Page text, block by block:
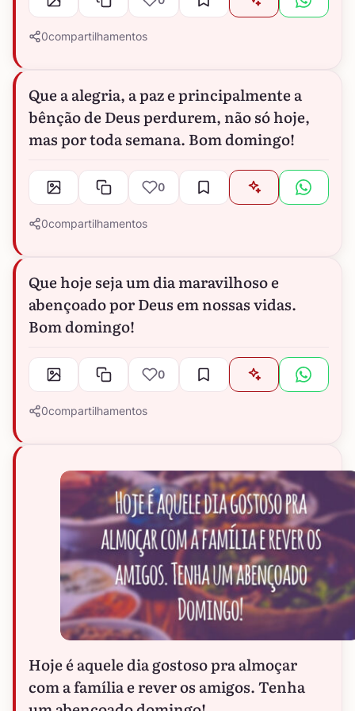
0compartilhamentos
Que a alegria, a paz e principalmente a
bênção de Deus perdurem, não só hoje,
mas por toda semana. Bom domingo!
0
0compartilhamentos
Que hoje seja um dia maravilhoso e
abençoado por Deus em nossas vidas.
Bom domingo!
0
0compartilhamentos
Hoje é aquele dia gostoso pra almoçar
com a família e rever os amigos. Tenha